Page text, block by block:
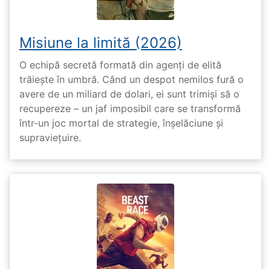
Misiune la limită (2026)
O echipă secretă formată din agenți de elită
trăiește în umbră. Când un despot nemilos fură o
avere de un miliard de dolari, ei sunt trimiși să o
recupereze – un jaf imposibil care se transformă
într-un joc mortal de strategie, înșelăciune și
supraviețuire.